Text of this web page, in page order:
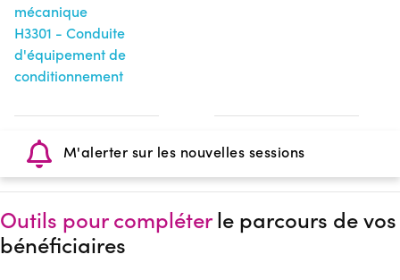
mécanique
H3301 - Conduite
d'équipement de
conditionnement
M'alerter sur les nouvelles sessions
Outils pour compléterle parcours de vos
bénéficiaires